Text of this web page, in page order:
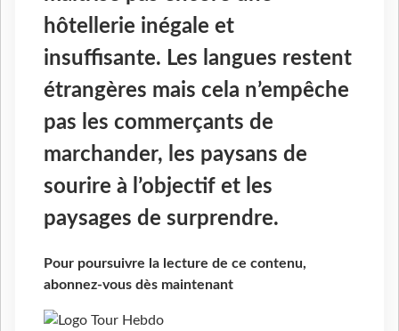
hôtellerie inégale et
insuffisante. Les langues restent
étrangères mais cela n’empêche
pas les commerçants de
marchander, les paysans de
sourire à l’objectif et les
paysages de surprendre.
Pour poursuivre la lecture de ce contenu,
abonnez-vous dès maintenant